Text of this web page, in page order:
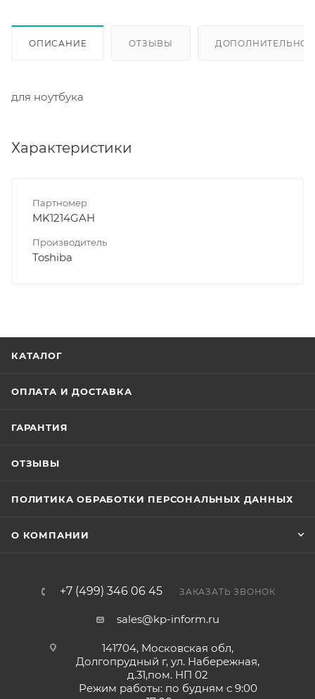
ОПИСАНИЕ ОТЗЫВЫ ДОПОЛНИТЕЛЬНО
для ноутбука
Характеристики
Партномер
MK1214GAH
Производитель
Toshiba
КАТАЛОГ
ОПЛАТА И ДОСТАВКА
ГАРАНТИЯ
ОТЗЫВЫ
ПОЛИТИКА ОБРАБОТКИ ПЕРСОНАЛЬНЫХ ДАННЫХ
О КОМПАНИИ
+7 (499) 346 06 45 ЗАКАЗАТЬ ЗВОНОК
sales@kp-inform.ru
141704, Московская обл,
Долгопрудный г, ул. Набережная,
д.31,пом. НП 02
Режим работы: по будням с 9:00